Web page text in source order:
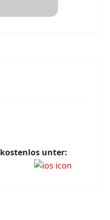
kostenlos unter: